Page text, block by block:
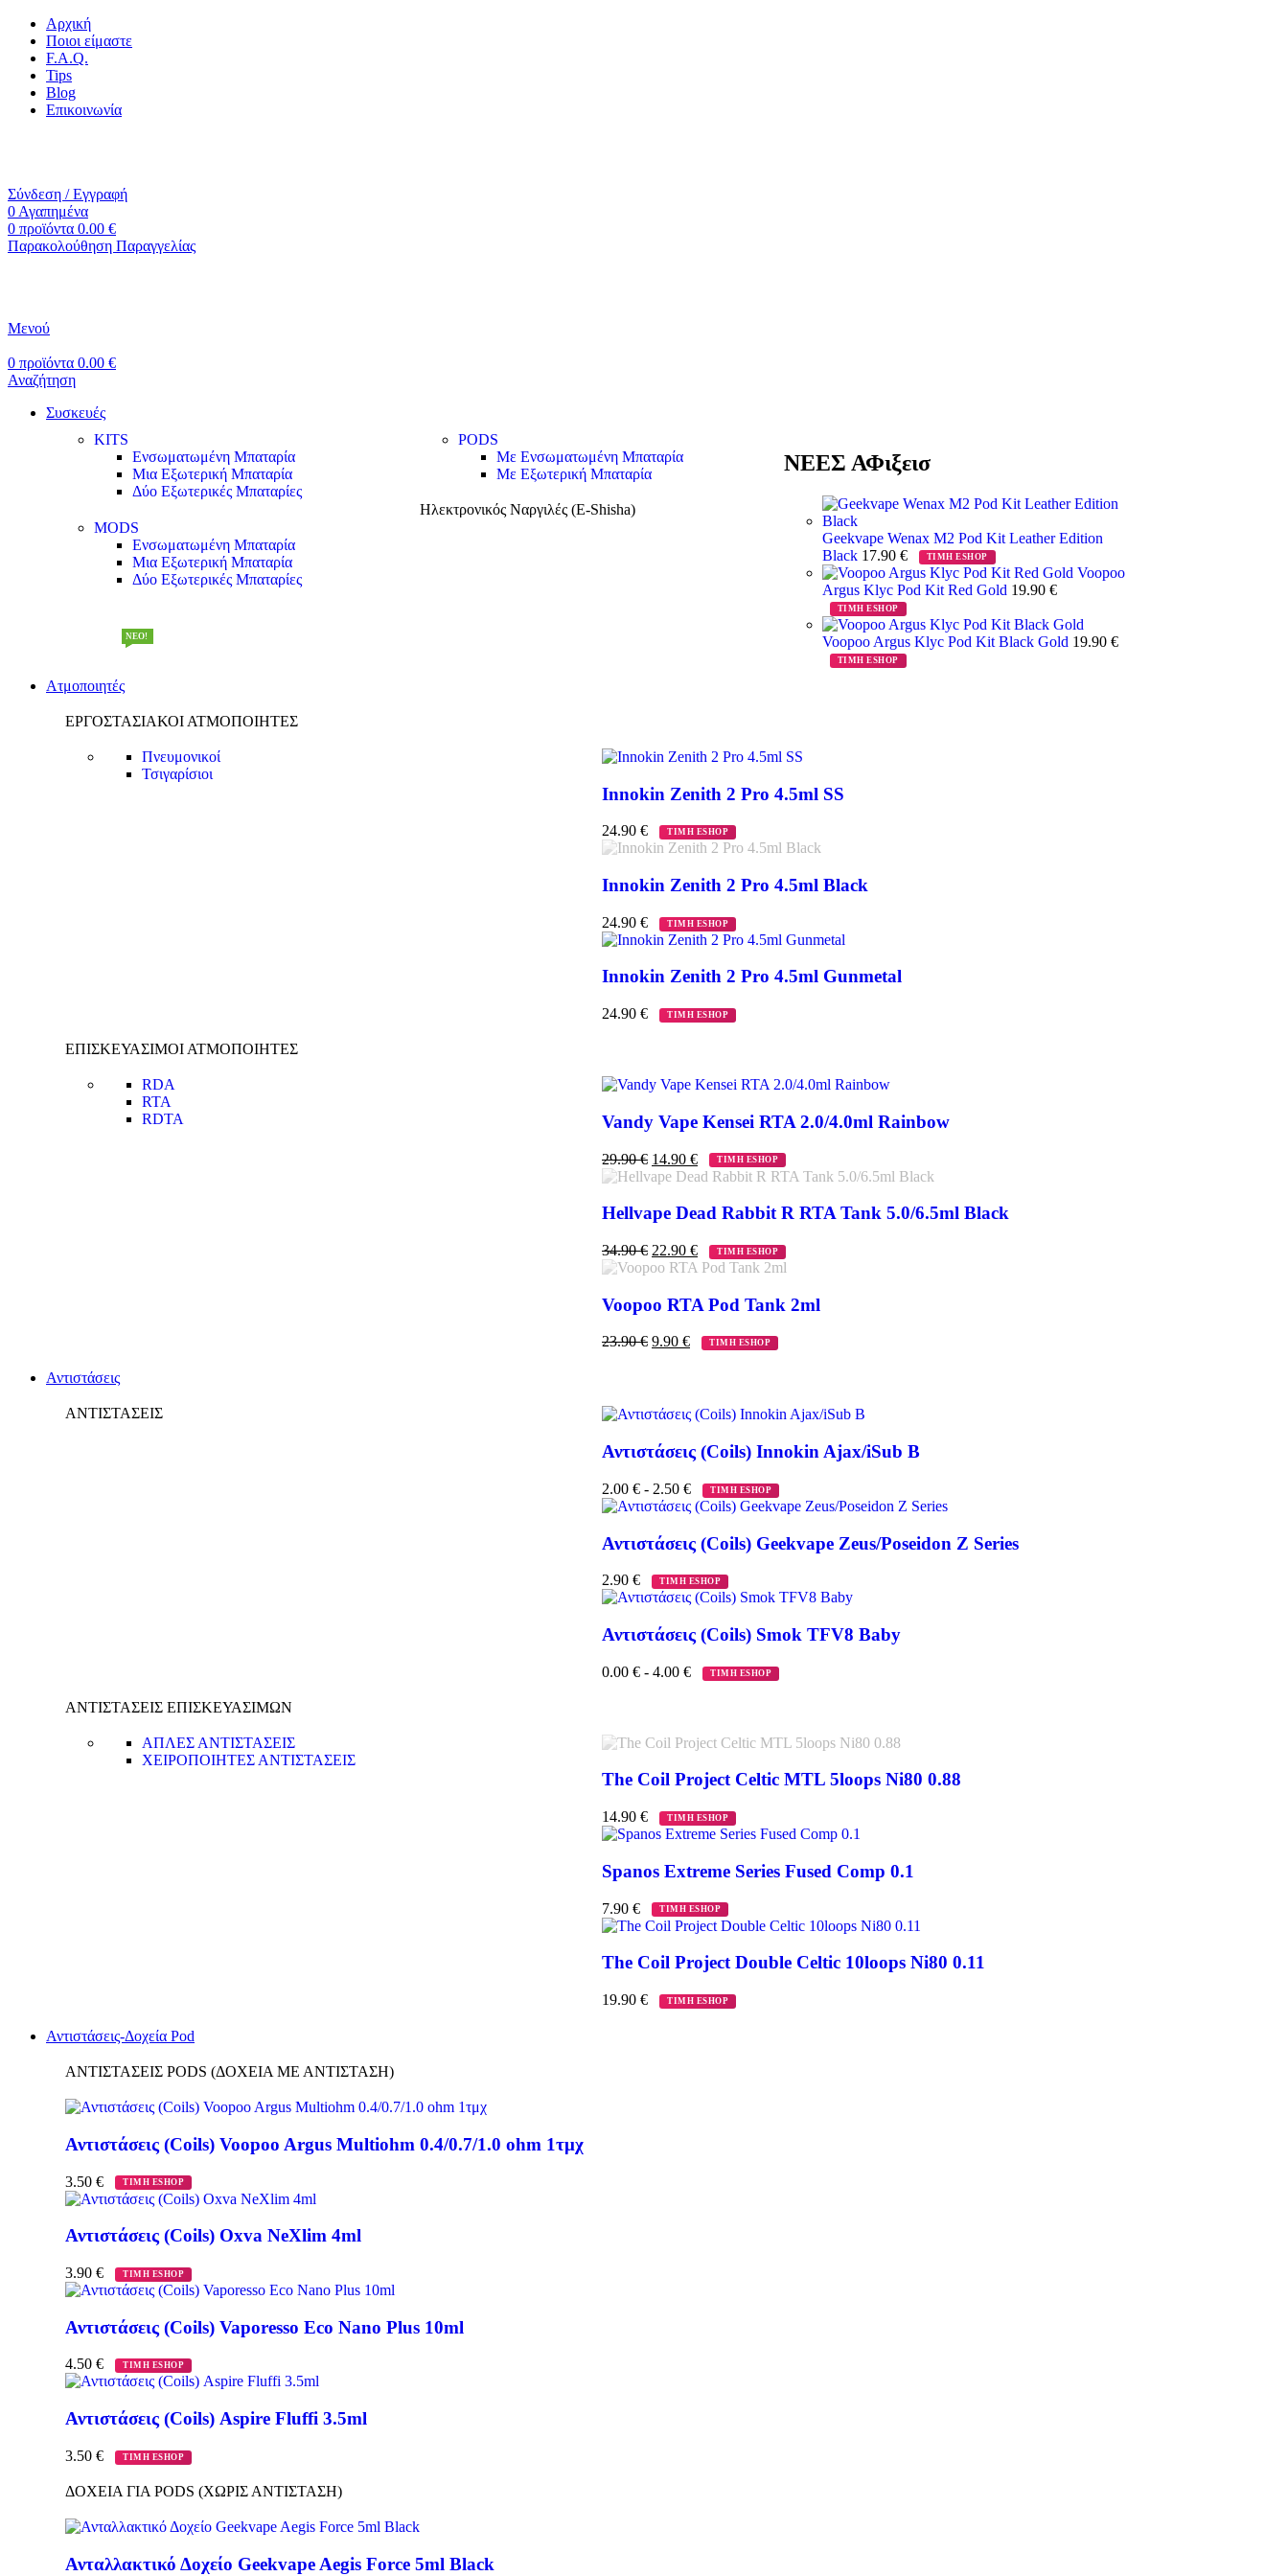
Αρχική
Ποιοι είμαστε
F.A.Q.
Tips
Blog
Επικοινωνία
Σύνδεση / Εγγραφή
0 Αγαπημένα
0 προϊόντα 0.00 €
Παρακολούθηση Παραγγελίας
Μενού
0 προϊόντα 0.00 €
Αναζήτηση
Συσκευές
KITS
Ενσωματωμένη Μπαταρία
Μια Εξωτερική Μπαταρία
Δύο Εξωτερικές Μπαταρίες
MODS
Ενσωματωμένη Μπαταρία
Μια Εξωτερική Μπαταρία
Δύο Εξωτερικές Μπαταρίες
PODS
Με Ενσωματωμένη Μπαταρία
Με Εξωτερική Μπαταρία
Ηλεκτρονικός Ναργιλές (E-Shisha)
ΝΕΕΣ ΑΦιξεισ
Geekvape Wenax M2 Pod Kit Leather Edition
Black 17.90 € ΤΙΜΗ ESHOP
Voopoo
Argus Klyc Pod Kit Red Gold 19.90 €
ΤΙΜΗ ESHOP
Voopoo Argus Klyc Pod Kit Black Gold 19.90 €
ΤΙΜΗ ESHOP
Ατμοποιητές
ΕΡΓΟΣΤΑΣΙΑΚΟΙ ΑΤΜΟΠΟΙΗΤΕΣ
Πνευμονικοί
Τσιγαρίσιοι
Innokin Zenith 2 Pro 4.5ml SS
24.90 € ΤΙΜΗ ESHOP
Innokin Zenith 2 Pro 4.5ml Black
24.90 € ΤΙΜΗ ESHOP
Innokin Zenith 2 Pro 4.5ml Gunmetal
24.90 € ΤΙΜΗ ESHOP
ΕΠΙΣΚΕΥΑΣΙΜΟΙ ΑΤΜΟΠΟΙΗΤΕΣ
RDA
RTA
RDTA
Vandy Vape Kensei RTA 2.0/4.0ml Rainbow
29.90€ 14.90 € ΤΙΜΗ ESHOP
Hellvape Dead Rabbit R RTA Tank 5.0/6.5ml Black
34.90€ 22.90 € ΤΙΜΗ ESHOP
Voopoo RTA Pod Tank 2ml
23.90€ 9.90 € ΤΙΜΗ ESHOP
Αντιστάσεις
ΑΝΤΙΣΤΑΣΕΙΣ
Αντιστάσεις (Coils) Innokin Ajax/iSub B
2.00 € - 2.50 € ΤΙΜΗ ESHOP
Αντιστάσεις (Coils) Geekvape Zeus/Poseidon Z Series
2.90 € ΤΙΜΗ ESHOP
Αντιστάσεις (Coils) Smok TFV8 Baby
0.00 € - 4.00 € ΤΙΜΗ ESHOP
ΑΝΤΙΣΤΑΣΕΙΣ ΕΠΙΣΚΕΥΑΣΙΜΩΝ
ΑΠΛΕΣ ΑΝΤΙΣΤΑΣΕΙΣ
ΧΕΙΡΟΠΟΙΗΤΕΣ ΑΝΤΙΣΤΑΣΕΙΣ
The Coil Project Celtic MTL 5loops Ni80 0.88
14.90 € ΤΙΜΗ ESHOP
Spanos Extreme Series Fused Comp 0.1
7.90 € ΤΙΜΗ ESHOP
The Coil Project Double Celtic 10loops Ni80 0.11
19.90 € ΤΙΜΗ ESHOP
Αντιστάσεις-Δοχεία Pod
ΑΝΤΙΣΤΑΣΕΙΣ PODS (ΔΟΧΕΙΑ ΜΕ ΑΝΤΙΣΤΑΣΗ)
Αντιστάσεις (Coils) Voopoo Argus Multiohm 0.4/0.7/1.0 ohm 1τμχ
3.50 € ΤΙΜΗ ESHOP
Αντιστάσεις (Coils) Oxva NeXlim 4ml
3.90 € ΤΙΜΗ ESHOP
Αντιστάσεις (Coils) Vaporesso Eco Nano Plus 10ml
4.50 € ΤΙΜΗ ESHOP
Αντιστάσεις (Coils) Aspire Fluffi 3.5ml
3.50 € ΤΙΜΗ ESHOP
ΔΟΧΕΙΑ ΓΙΑ PODS (ΧΩΡΙΣ ΑΝΤΙΣΤΑΣΗ)
Ανταλλακτικό Δοχείο Geekvape Aegis Force 5ml Black
NEW!
NEO!